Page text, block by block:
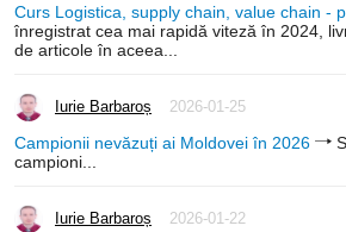
Curs Logistica, supply chain, value chain -
înregistrat cea mai rapidă viteză în 2024,
de articole în aceea...
Iurie Barbaroș 2026-01-25
Campionii nevăzuți ai Moldovei în 2026
campioni...
Iurie Barbaroș 2026-01-22